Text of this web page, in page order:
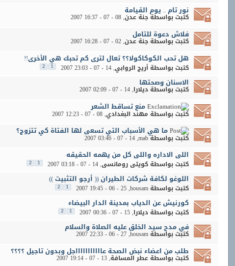
نور تام .. يوم القيامة
كتبت بواسطةجنة عدن‏, 08 - 07 - 2007 16:37
فلاش دعوة للتامل
كتبت بواسطةجنة عدن‏, 02 - 07 - 2007 16:28
هل تحب الكوكاكولا؟؟ تعال لترى كم تحبك هي الأخرى!!
كتبت بواسطةأريج الروابي‏, 14 - 07 - 2007 23:03
1
2
الاسنان وصحتها
كتبت بواسطةديلارا‏, 14 - 07 - 2007 02:09
منع تساقط الشعر
كتبت بواسطة مهند البغدادي‏, 08 - 07 - 2007 12:23
ما هي الأسباب التي تسعى لها الفتاة كي تتزوج؟
كتبت بواسطةmab
‏, 14 - 07 - 2007 03:46
اللى الاداره واللى كل من يهمه الحقيقه
كتبت بواسطةكويتى رومانسى‏, 14 - 07 - 2007 03:18
1
2
اللوغو لكافة شركات الطيران (( أرجو التثبيت ))
كتبت بواسطةhousam
‏, 25 - 06 - 2007 19:45
1
2
كورنيش عن الدياب بمدينة الدار البيضاء
كتبت بواسطةديلارا‏, 15 - 07 - 2007 00:36
1
2
في مدح سيد الخلق عليه الصلاة والسلام
كتبت بواسطةhousam
‏, 27 - 06 - 2007 22:33
طلب من اعضاء نبض الصحة عاااااااااااجل وبدون تاجيل ؟؟؟؟
كتبت بواسطةعطر المسافة‏, 13 - 07 - 2007 19:14